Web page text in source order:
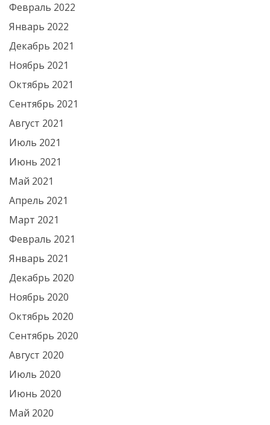
Февраль 2022
Январь 2022
Декабрь 2021
Ноябрь 2021
Октябрь 2021
Сентябрь 2021
Август 2021
Июль 2021
Июнь 2021
Май 2021
Апрель 2021
Март 2021
Февраль 2021
Январь 2021
Декабрь 2020
Ноябрь 2020
Октябрь 2020
Сентябрь 2020
Август 2020
Июль 2020
Июнь 2020
Май 2020